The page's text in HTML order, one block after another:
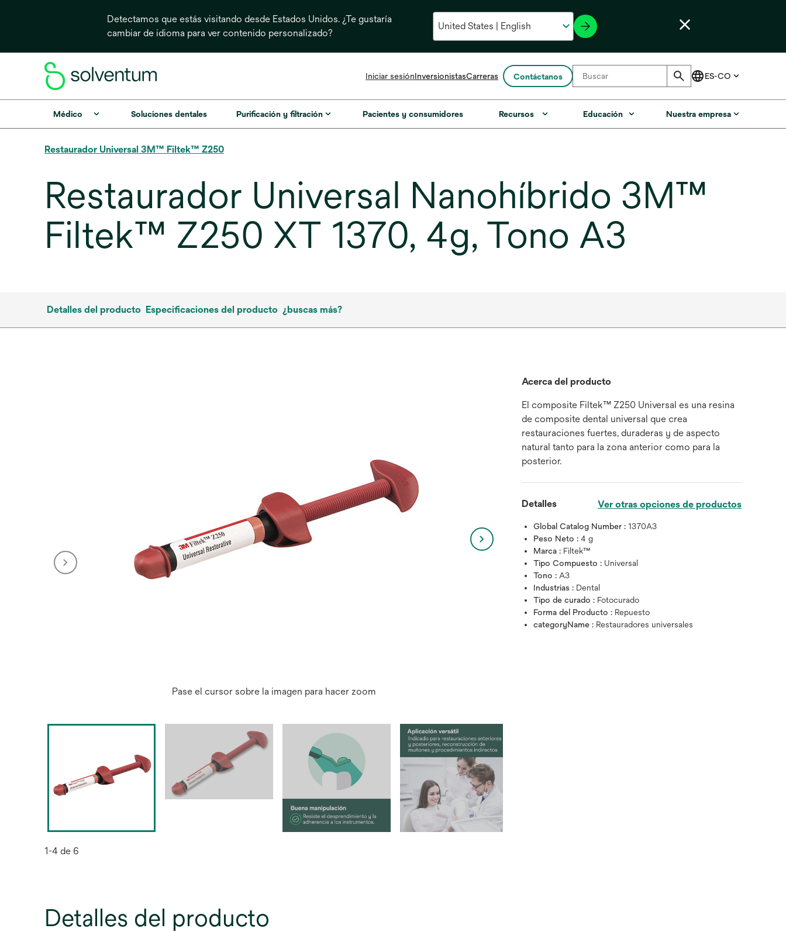
Detectamos que estás visitando desde Estados Unidos. ¿Te gustaría
cambiar de idioma para ver contenido personalizado?
Iniciar sesiónInversionistasse
en
Carreras Contáctanos
Médico Soluciones dentales Purificación y filtración Pacientes y consumidores Recursos Educación Nuestra empresa
Restaurador Universal 3M™ Filtek™ Z250
Restaurador Universal Nanohíbrido 3M™
Filtek™ Z250 XT 1370, 4g, Tono A3
Detalles del producto Especificaciones del producto ¿buscas más?
Pase el cursor sobre la imagen para hacer zoom
1-4 de 6
Acerca del producto
El composite Filtek™ Z250 Universal es una resina
de composite dental universal que crea
restauraciones fuertes, duraderas y de aspecto
natural tanto para la zona anterior como para la
posterior.
Detalles Ver otras opciones de productos
Global Catalog Number :1370A3
Peso Neto :4 g
Marca : Filtek™
Tipo Compuesto : Universal
Tono : A3
Industrias : Dental
Tipo de curado : Fotocurado
Forma del Producto : Repuesto
categoryName : Restauradores universales
Detalles del producto